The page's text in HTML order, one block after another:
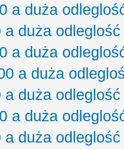
a duża
a duża odleglość
a duża
a duża
a duża odleglość
a duża
a duża odleglość